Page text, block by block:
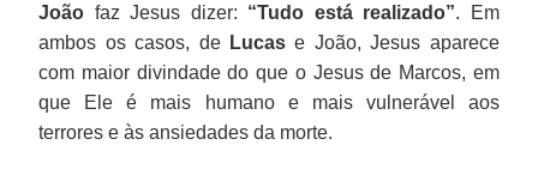
João faz Jesus dizer: “Tudo está realizado”. Em
ambos os casos, de Lucas e João, Jesus aparece
com maior divindade do que o Jesus de Marcos, em
que Ele é mais humano e mais vulnerável aos
terrores e às ansiedades da morte.